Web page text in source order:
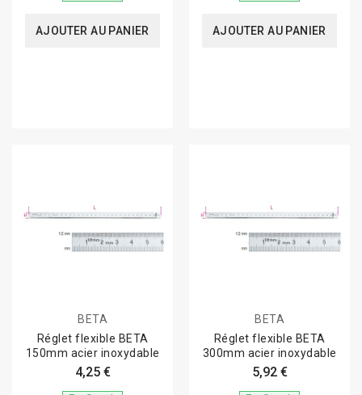
AJOUTER AU PANIER AJOUTER AU PANIER
BETA
Réglet flexible BETA
150mm acier inoxydable
4,25 €
BETA
Réglet flexible BETA
300mm acier inoxydable
5,92 €